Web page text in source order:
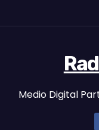
Medio Digital